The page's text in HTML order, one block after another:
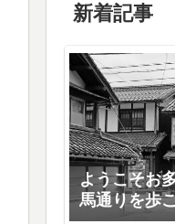
新着記事
ようこそお
馬通りを歩